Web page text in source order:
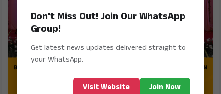
Don't Miss Out! Join Our WhatsApp
Group!
Get latest news updates delivered straight to
your WhatsApp.
Visit Website Join Now